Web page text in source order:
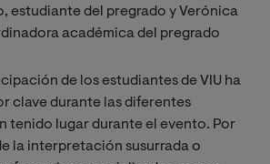
estudiante del pregrado y Verónica
académica del pregrado
de los estudiantes de VIU ha
clave durante las diferentes
tenido lugar durante el evento. Por
la interpretación susurrada o